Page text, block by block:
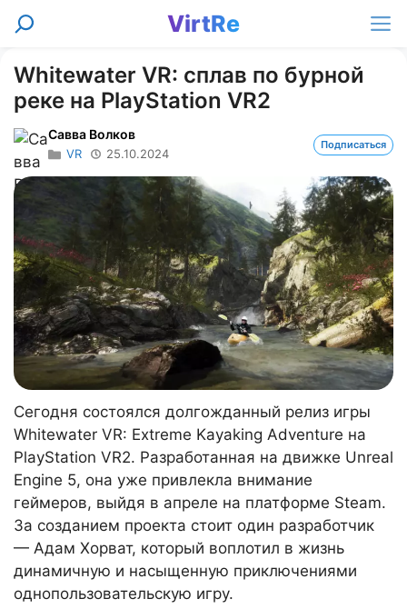
Перейти
VirtRe
Поиск
Whitewater VR: сплав по бурной
реке на PlayStation VR2
Савва Волков
VR 25.10.2024
Подписаться
Сегодня состоялся долгожданный релиз игры
Whitewater VR: Extreme Kayaking Adventure на
PlayStation VR2. Разработанная на движке Unreal
Engine 5, она уже привлекла внимание
геймеров, выйдя в апреле на платформе Steam.
За созданием проекта стоит один разработчик
— Адам Хорват, который воплотил в жизнь
динамичную и насыщенную приключениями
однопользовательскую игру.